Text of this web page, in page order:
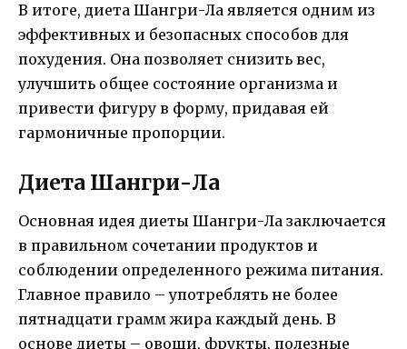
В итоге, диета Шангри-Ла является одним из
эффективных и безопасных способов для
похудения. Она позволяет снизить вес,
улучшить общее состояние организма и
привести фигуру в форму, придавая ей
гармоничные пропорции.
Диета Шангри-Ла
Основная идея диеты Шангри-Ла заключается
в правильном сочетании продуктов и
соблюдении определенного режима питания.
Главное правило – употреблять не более
пятнадцати грамм жира каждый день. В
основе диеты – овощи, фрукты, полезные